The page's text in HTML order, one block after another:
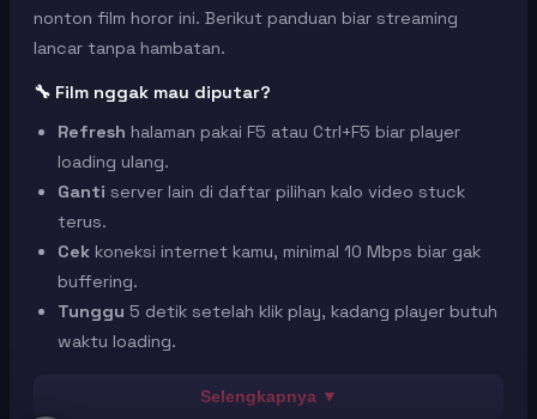
nonton film horor ini. Berikut panduan biar streaming
lancar tanpa hambatan.
🔧 Film nggak mau diputar?
Refresh halaman pakai F5 atau Ctrl+F5 biar player
loading ulang.
Ganti server lain di daftar pilihan kalo video stuck
terus.
Cek koneksi internet kamu, minimal 10 Mbps biar gak
buffering.
Tunggu 5 detik setelah klik play, kadang player butuh
waktu loading.
🖥️ Tombol fullscreen nggak jalan?
Selengkapnya ▼